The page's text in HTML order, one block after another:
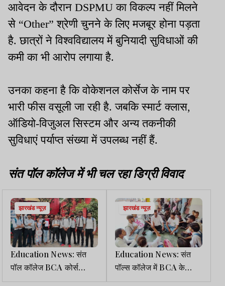
आवेदन के दौरान DSPMU का विकल्प नहीं मिलने
से “Other” श्रेणी चुनने के लिए मजबूर होना पड़ता
है. छात्रों ने विश्वविद्यालय में बुनियादी सुविधाओं की
कमी का भी आरोप लगाया है.
उनका कहना है कि वोकेशनल कोर्सेज के नाम पर
भारी फीस वसूली जा रही है. जबकि स्मार्ट क्लास,
ऑडियो-विजुअल सिस्टम और अन्य तकनीकी
सुविधाएं पर्याप्त संख्या में उपलब्ध नहीं हैं.
संत पॉल कॉलेज में भी चल रहा डिग्री विवाद
झारखंड न्यूज़
Education News: संत
पॉल कॉलेज BCA कोर्स
विवाद, आइसा प्रतिनिधिमंडल
झारखंड न्यूज़
Education News: संत
पॉल्स कॉलेज में BCA के
छात्रों को BSc CA पढ़ाने पर